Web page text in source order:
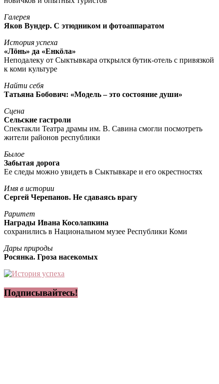
Галерея
Яков Вундер. С этюдником и фотоаппаратом
История успеха
«Лöнь» да «Енкöла»
Неподалеку от Сыктывкара открылся бутик-отель с привязкой
к коми культуре
Найти себя
Татьяна Бобович: «Модель – это состояние души»
Сцена
Сельские гастроли
Спектакли Театра драмы им. В. Савина смогли посмотреть
жители районов республики
Былое
Забытая дорога
Ее следы можно увидеть в Сыктывкаре и его окрестностях
Имя в истории
Сергей Черепанов. Не сдаваясь врагу
Раритет
Награды Ивана Косолапкина
сохранились в Национальном музее Республики Коми
Дары природы
Росянка. Гроза насекомых
Подписывайтесь!